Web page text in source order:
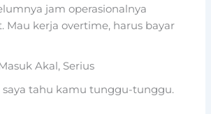
jam operasionalnya
Mau kerja overtime, harus bayar
Akal, Serius
saya tahu kamu tunggu-tunggu.